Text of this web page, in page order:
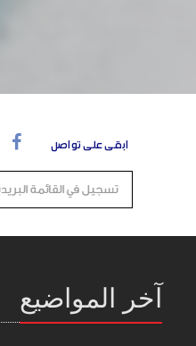
ابقى على تواصل
آخر المواضيع